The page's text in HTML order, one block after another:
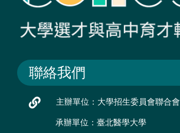
聯絡我們
主辦單位：大學招生委員會聯合會
承辦單位：臺北醫學大學